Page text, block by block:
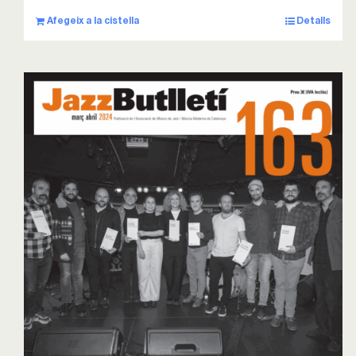
Afegeix a la cistella Detalls